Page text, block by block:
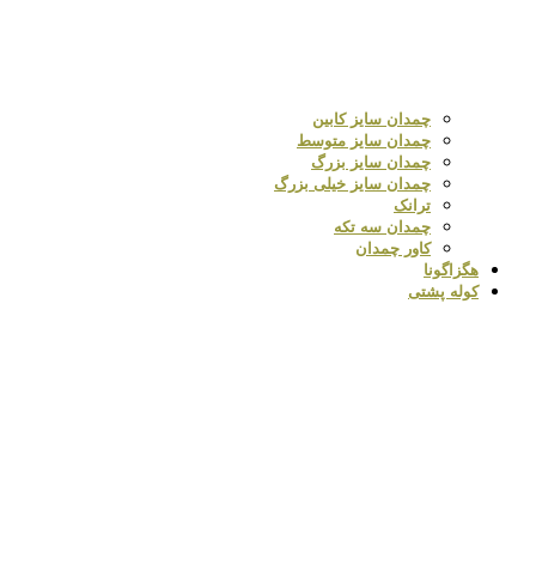
چمدان سایز کابین
چمدان سایز متوسط
چمدان سایز بزرگ
چمدان سایز خیلی بزرگ
ترانک
چمدان سه تکه
کاور چمدان
هگزاگونا
کوله پشتی